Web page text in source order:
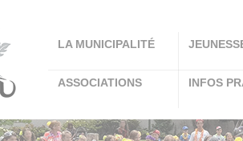
LA MUNICIPALITÉ
ASSOCIATIONS INFOS